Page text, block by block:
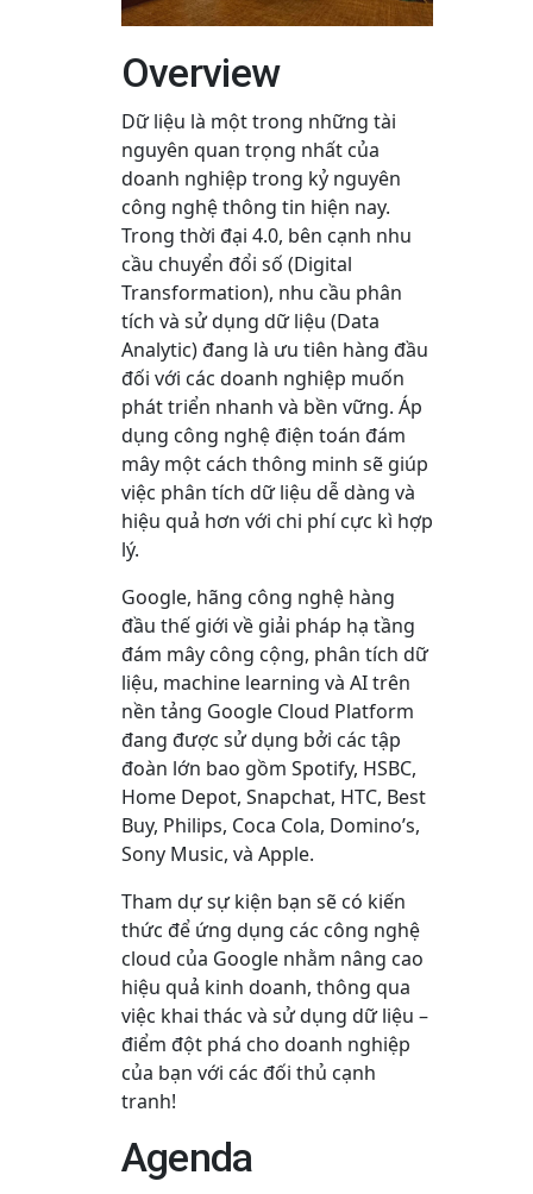
Overview
Dữ liệu là một trong những tài
nguyên quan trọng nhất của
doanh nghiệp trong kỷ nguyên
công nghệ thông tin hiện nay.
Trong thời đại 4.0, bên cạnh nhu
cầu chuyển đổi số (Digital
Transformation), nhu cầu phân
tích và sử dụng dữ liệu (Data
Analytic) đang là ưu tiên hàng đầu
đối với các doanh nghiệp muốn
phát triển nhanh và bền vững. Áp
dụng công nghệ điện toán đám
mây một cách thông minh sẽ giúp
việc phân tích dữ liệu dễ dàng và
hiệu quả hơn với chi phí cực kì hợp
lý.
Google, hãng công nghệ hàng
đầu thế giới về giải pháp hạ tầng
đám mây công cộng, phân tích dữ
liệu, machine learning và AI trên
nền tảng Google Cloud Platform
đang được sử dụng bởi các tập
đoàn lớn bao gồm Spotify, HSBC,
Home Depot, Snapchat, HTC, Best
Buy, Philips, Coca Cola, Domino’s,
Sony Music, và Apple.
Tham dự sự kiện bạn sẽ có kiến
thức để ứng dụng các công nghệ
cloud của Google nhằm nâng cao
hiệu quả kinh doanh, thông qua
việc khai thác và sử dụng dữ liệu –
điểm đột phá cho doanh nghiệp
của bạn với các đối thủ cạnh
tranh!
Agenda